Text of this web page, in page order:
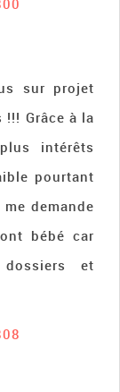
sur projet
Grâce à la
intérêts
pourtant
demande
bébé car
et